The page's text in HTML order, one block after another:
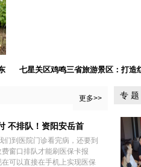
“五一”假期临近 陇南推出5条特色
更多>>
不排队！资阳安岳首
保移动支付”上线
们到医院门诊看完病，还要到
费窗口排队才能刷医保卡报
在可以直接在手机上实现医保
专 题